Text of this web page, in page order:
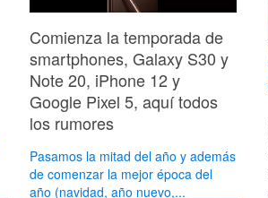
Comienza la temporada de
smartphones, Galaxy S30 y
Note 20, iPhone 12 y
Google Pixel 5, aquí todos
los rumores
Pasamos la mitad del año y además
de comenzar la mejor época del
año (navidad, año nuevo,...